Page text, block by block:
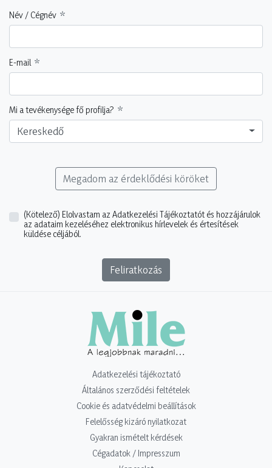
Név / Cégnév
E-mail
Mi a tevékenysége fő profilja?
Kereskedő
Megadom az érdeklődési köröket
(Kötelező) Elolvastam az Adatkezelési Tájékoztatót és hozzájárulok
az adataim kezeléséhez elektronikus hírlevelek és értesítések
küldése céljából.
Feliratkozás
Adatkezelési tájékoztató
Általános szerződési feltételek
Cookie és adatvédelmi beállítások
Felelősség kizáró nyilatkozat
Gyakran ismételt kérdések
Cégadatok / Impresszum